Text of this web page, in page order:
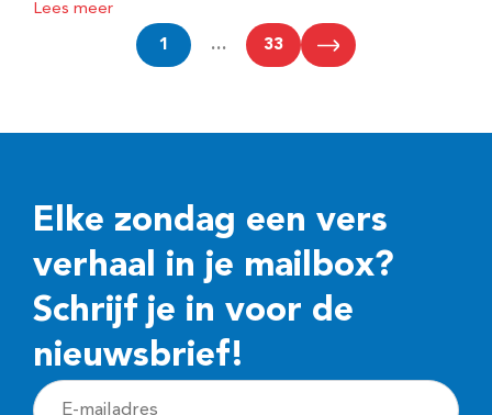
Lees meer
1 … 33
Elke zondag een vers
verhaal in je mailbox?
Schrijf je in voor de
nieuwsbrief!
E